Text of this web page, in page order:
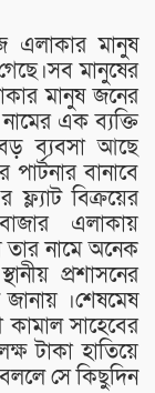
এলাকার মানুষ
মানুষের
মানুষ জনের
এক ব্যক্তি
ব্যবসা আছে
বানাবে
বিক্রয়ের
এলাকায়
তার নামে অনেক
প্রশাসনের
জানায় ।শেষমেষ
সাহেবের
টাকা হাতিয়ে
বললে সে কিছুদিন